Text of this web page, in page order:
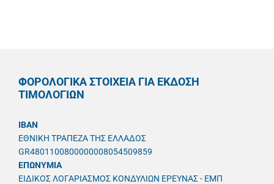
ΦΟΡΟΛΟΓΙΚΑ ΣΤΟΙΧΕΙΑ ΓΙΑ ΕΚΔΟΣΗ
ΤΙΜΟΛΟΓΙΩΝ
IBAN
ΕΘΝΙΚΗ ΤΡΑΠΕΖΑ ΤΗΣ ΕΛΛΑΔΟΣ
GR4801100800000008054509859
ΕΠΩΝΥΜΙΑ
ΕΙΔΙΚΟΣ ΛΟΓΑΡΙΑΣΜΟΣ ΚΟΝΔΥΛΙΩΝ ΕΡΕΥΝΑΣ - ΕΜΠ